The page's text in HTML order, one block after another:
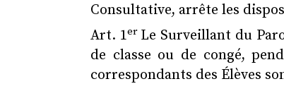
Consultative, arrête les
Art. 1erLe Surveillant du
de classe ou de congé,
correspondants des Élèves